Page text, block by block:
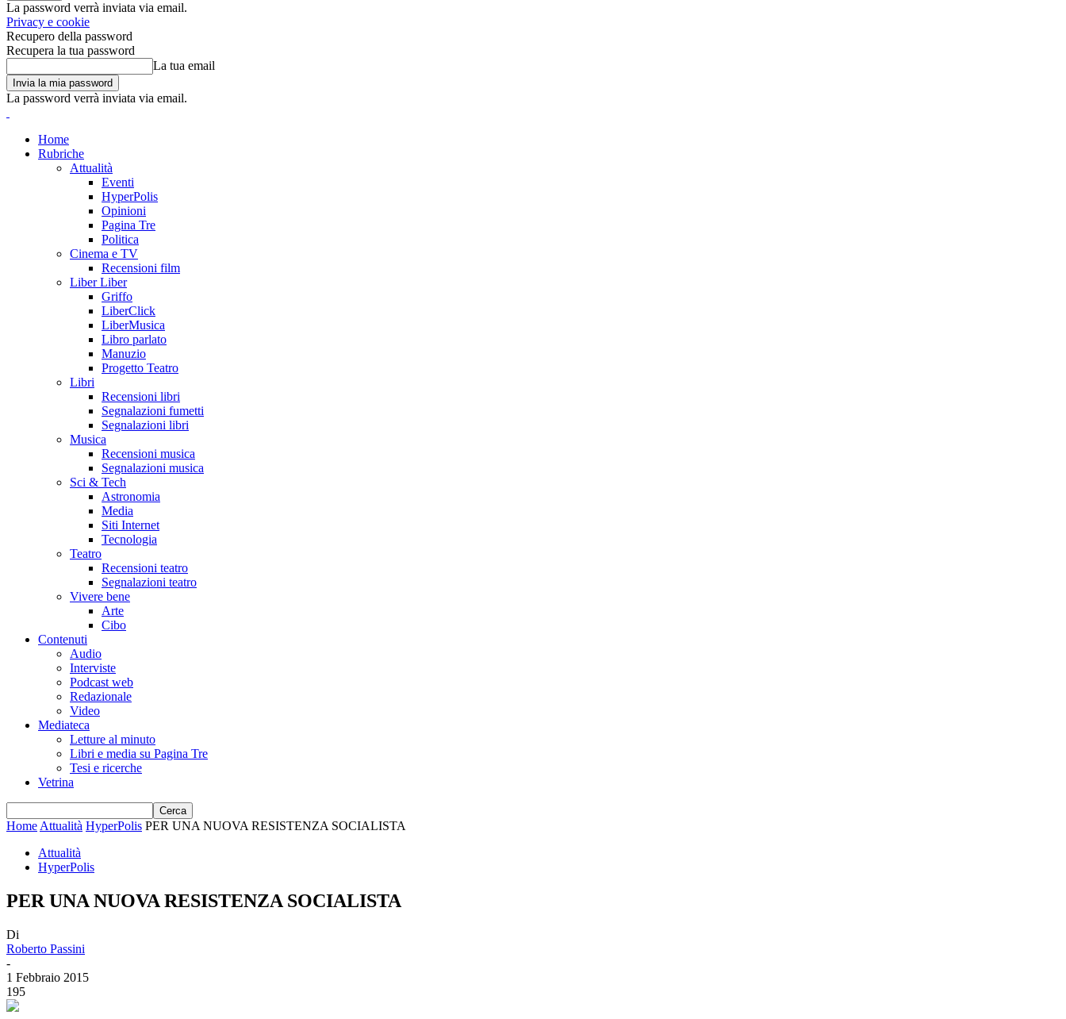
La password verrà inviata via email.
Privacy e cookie
Recupero della password
Recupera la tua password
La tua email
La password verrà inviata via email.
Home
Rubriche
Attualità
Eventi
HyperPolis
Opinioni
Pagina Tre
Politica
Cinema e TV
Recensioni film
Liber Liber
Griffo
LiberClick
LiberMusica
Libro parlato
Manuzio
Progetto Teatro
Libri
Recensioni libri
Segnalazioni fumetti
Segnalazioni libri
Musica
Recensioni musica
Segnalazioni musica
Sci & Tech
Astronomia
Media
Siti Internet
Tecnologia
Teatro
Recensioni teatro
Segnalazioni teatro
Vivere bene
Arte
Cibo
Contenuti
Audio
Interviste
Podcast web
Redazionale
Video
Mediateca
Letture al minuto
Libri e media su Pagina Tre
Tesi e ricerche
Vetrina
Home Attualità HyperPolis PER UNA NUOVA RESISTENZA SOCIALISTA
Attualità
HyperPolis
PER UNA NUOVA RESISTENZA SOCIALISTA
Di
Roberto Passini
-
1 Febbraio 2015
195